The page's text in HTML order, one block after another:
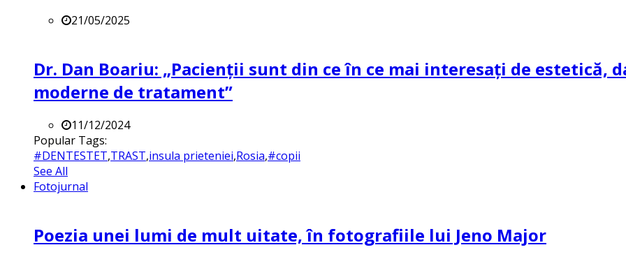
21/05/2025
Dr. Dan Boariu: „Pacienții sunt din ce în ce mai interesați de estetică,
moderne de tratament”
11/12/2024
Popular Tags:
#DENTESTET,TRAST,insula prieteniei,Rosia,#copii
See All
Fotojurnal
Poezia unei lumi de mult uitate, în fotografiile lui Jeno Major